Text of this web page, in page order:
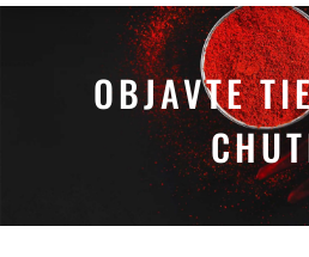
OBJAVTE